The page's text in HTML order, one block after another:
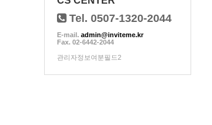
Tel. 0507-1320-2044
E-mail. admin@inviteme.kr
Fax. 02-6442-2044
관리자정보여분필드2